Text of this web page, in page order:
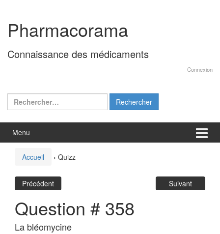
contenu
menu
principal
Pharmacorama
Connaissance des médicaments
Connexion
Rechercher :
Menu
Accueil › Quizz
Précédent Suivant
Question # 358
La bléomycine